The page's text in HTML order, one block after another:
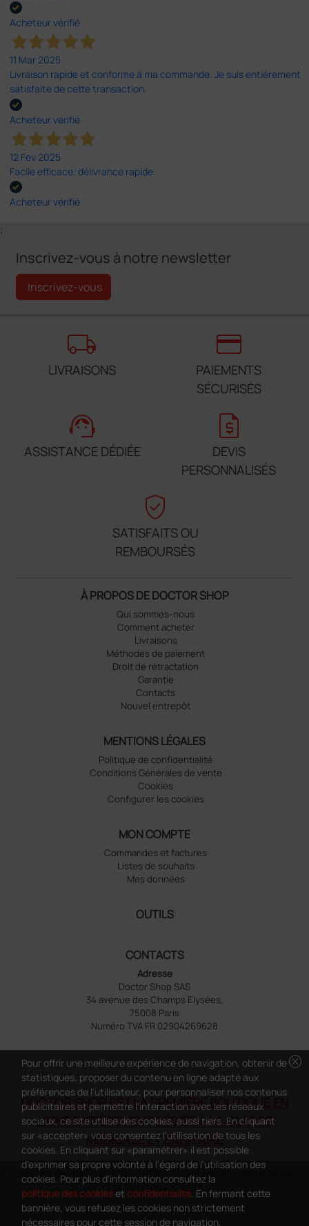
Acheteur vérifié
11 Mar 2025
Livraison rapide et conforme à ma commande. Je suis entièrement
satisfaite de cette transaction.
Acheteur vérifié
12 Fev 2025
Facile efficace. délivrance rapide.
Acheteur vérifié
;
Inscrivez-vous à notre newsletter
Inscrivez-vous
local_shipping
LIVRAISONS
credit_card
PAIEMENTS
SÉCURISÉS
support_agent
ASSISTANCE DÉDIÉE
request_quote
DEVIS
PERSONNALISÉS
verified_user
SATISFAITS OU
REMBOURSÉS
À PROPOS DE DOCTOR SHOP
Qui sommes-nous
Comment acheter
Livraisons
Méthodes de paiement
Droit de rétractation
Garantie
Contacts
Nouvel entrepôt
MENTIONS LÉGALES
Politique de confidentialité
Conditions Générales de vente
Cookies
Configurer les cookies
MON COMPTE
Commandes et factures
Listes de souhaits
Mes données
OUTILS
CONTACTS
Adresse
Doctor Shop SAS
34 avenue des Champs Elysées,
75008 Paris
Numéro TVA FR 02904269628
DOCTOR SHOP EST LA PREMIÈRE BOUTIQUE EN
LIGNE ENTIÈREMENT DÉDIÉE À LA CLASSE
MÉDICALE ET SANITAIRE
Copyright DoctorShop 2005-2026 - Tous les droits sont réservés -
TVA FR 02904269628
cancel
Pour offrir une meilleure expérience de navigation, obtenir de
statistiques, proposer du contenu en ligne adapté aux
préférences de l'utilisateur, pour personnaliser nos contenus
publicitaires et permettre l'interaction avec les réseaux
sociaux, ce site utilise des cookies, aussi tiers. En cliquant
sur «accepter» vous consentez l'utilisation de tous les
cookies. En cliquant sur «paramétrer» il est possible
d'exprimer sa propre volonté à l'égard de l'utilisation des
cookies. Pour plus d'information consultez la
politique des cookieset confidentialité. En fermant cette
bannière, vous refusez les cookies non strictement
nécessaires pour cette session de navigation.